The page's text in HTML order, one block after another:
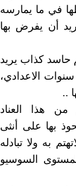
في ما يمارسه
أن يفرض بها
حاسد كذاب يريد
الاعدادي،
..
من هذا العناد
بها على أنثى
به ولا تبادله
السوسيو